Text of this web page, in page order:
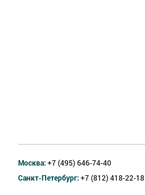
Москва:+7 (495) 646-74-40
Санкт-Петербург:+7 (812) 418-22-18